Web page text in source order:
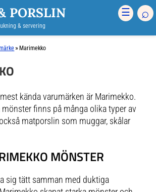
PORSLIN
& servering
☰ ⌕
» Marimekko
kända varumärken är Marimekko.
mönster finns på många olika typer av
matporslin som muggar, skålar
MÖNSTER
sig tätt samman med duktiga